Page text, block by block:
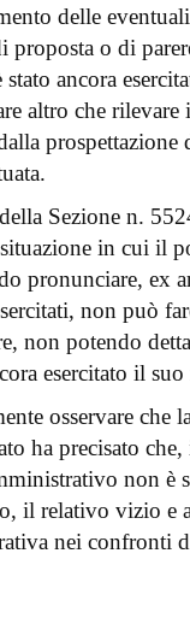
delle
proposta o di
ancora
altro che
prospettazione
Sezione n.
in cui il
pronunciare, ex
non può
non potendo
esercitato il suo
osservare che
ha precisato
non è
il relativo vizio e
nei confronti